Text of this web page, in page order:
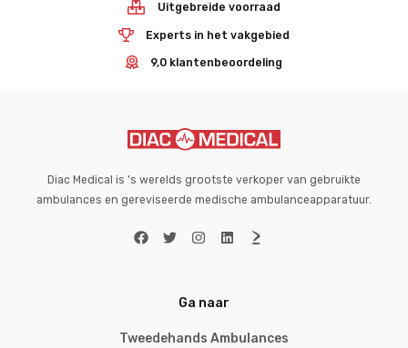
Uitgebreide voorraad
Experts in het vakgebied
9,0 klantenbeoordeling
Diac Medical is ’s werelds grootste verkoper van gebruikte
ambulances en gereviseerde medische ambulanceapparatuur.
Ga naar
Tweedehands Ambulances